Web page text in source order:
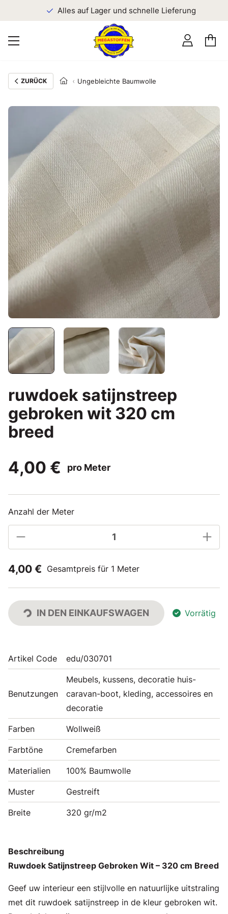
Alles auf Lager und schnelle Lieferung
ZURÜCK Ungebleichte Baumwolle
ruwdoek satijnstreep
gebroken wit 320 cm
breed
4,00 €
pro Meter
Anzahl der Meter
4,00 € Gesamtpreis für 1 Meter
IN DEN EINKAUFSWAGEN Vorrätig
Artikel Code edu/030701
Benutzungen
Meubels, kussens, decoratie huis-
caravan-boot, kleding, accessoires en
decoratie
Farben Wollweiß
Farbtöne Cremefarben
Materialien 100% Baumwolle
Muster Gestreift
Breite 320 gr/m2
Beschreibung
Ruwdoek Satijnstreep Gebroken Wit – 320 cm Breed
Geef uw interieur een stijlvolle en natuurlijke uitstraling
met dit ruwdoek satijnstreep in de kleur gebroken wit.